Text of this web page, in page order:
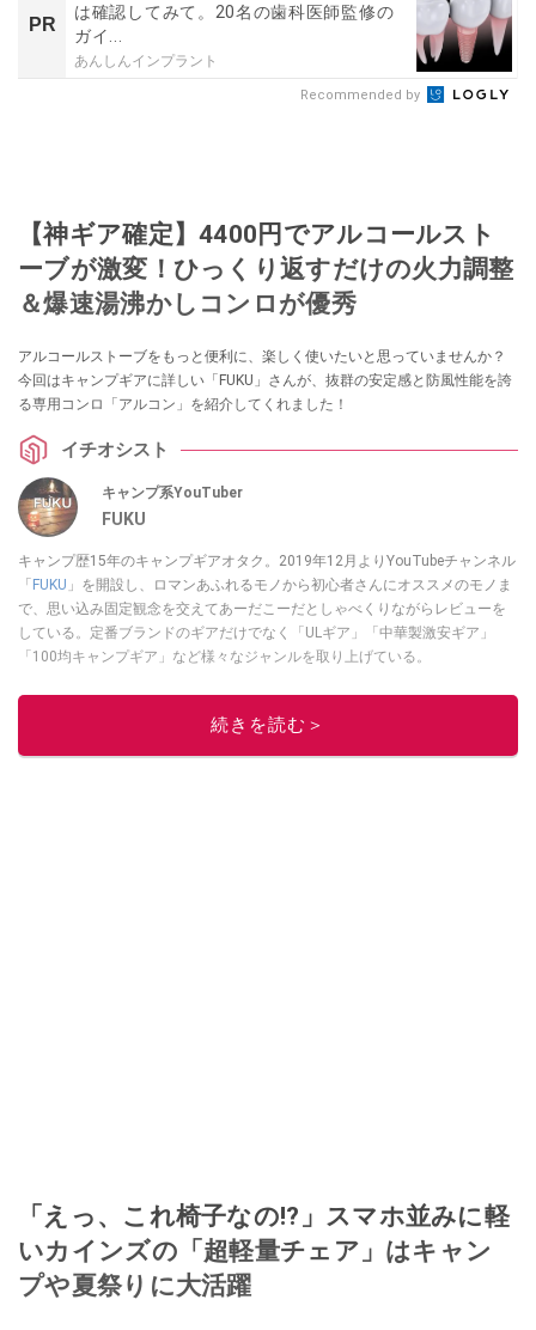
PR
は確認してみて。20名の歯科医師監修の
ガイ...
あんしんインプラント
Recommended by
【神ギア確定】4400円でアルコールスト
ーブが激変！ひっくり返すだけの火力調整
＆爆速湯沸かしコンロが優秀
アルコールストーブをもっと便利に、楽しく使いたいと思っていませんか？
今回はキャンプギアに詳しい「FUKU」さんが、抜群の安定感と防風性能を誇
る専用コンロ「アルコン」を紹介してくれました！
イチオシスト
キャンプ系YouTuber
FUKU
キャンプ歴15年のキャンプギアオタク。2019年12月よりYouTubeチャンネル
「 FUKU 」を開設し、ロマンあふれるモノから初心者さんにオススメのモノま
で、思い込み固定観念を交えてあーだこーだとしゃべくりながらレビューを
している。定番ブランドのギアだけでなく「ULギア」「中華製激安ギア」
「100均キャンプギア」など様々なジャンルを取り上げている。
このイチオシストの他の記事を読む
続きを読む＞
「えっ、これ椅子なの!?」スマホ並みに軽
いカインズの「超軽量チェア」はキャン
プや夏祭りに大活躍